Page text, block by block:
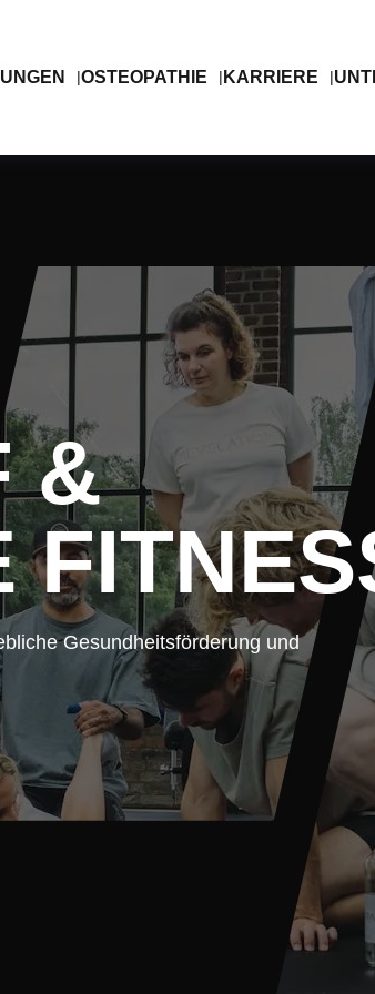
OSTEOPATHIE KARRIERE
&
Gesundheitsförderung und